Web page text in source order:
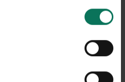
unter dem Link Cookie-